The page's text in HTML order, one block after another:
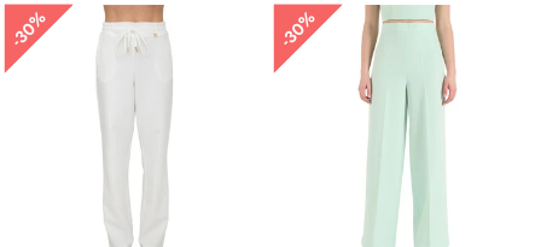
listino
30%
30% 30%
30%